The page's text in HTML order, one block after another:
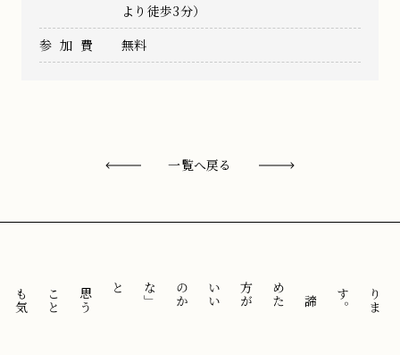
より徒歩3分）
参加費
無料
一覧へ戻る
。
「
諦
め
た
方
が
い
い
の
か
な
」
と
思
う
こ
と
も
気
に
せ
ずに